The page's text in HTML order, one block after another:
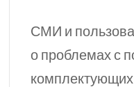
СМИ и
о проблемах с
комплектующих